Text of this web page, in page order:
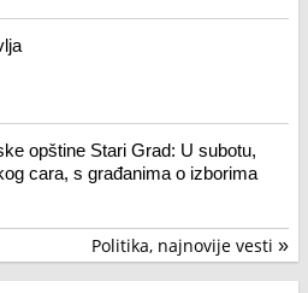
opštine Stari Grad: U subotu,
cara, s građanima o izborima
Politika, najnovije vesti »